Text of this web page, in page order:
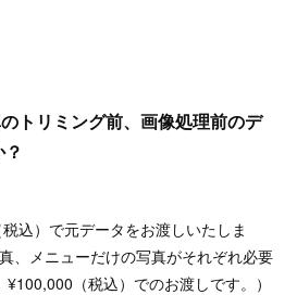
トリミング前、画像処理前のデ
込）で元データをお渡しいたしま
、メニューだけの写真がそれぞれ必要
（税込）でのお渡しです。）